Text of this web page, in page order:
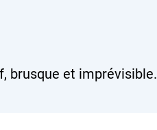
brusque et imprévisible.